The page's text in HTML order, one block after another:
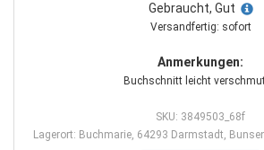
Gebraucht, Gut
Versandfertig: sofort
Anmerkungen:
Buchschnitt leicht
SKU: 3849503_68f
Lagerort: Buchmarie, 64293 Darmstadt,